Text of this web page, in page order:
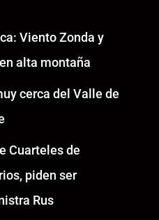
Viento Zonda y
alta montaña
cerca del Valle de
Cuarteles de
piden ser
Rus